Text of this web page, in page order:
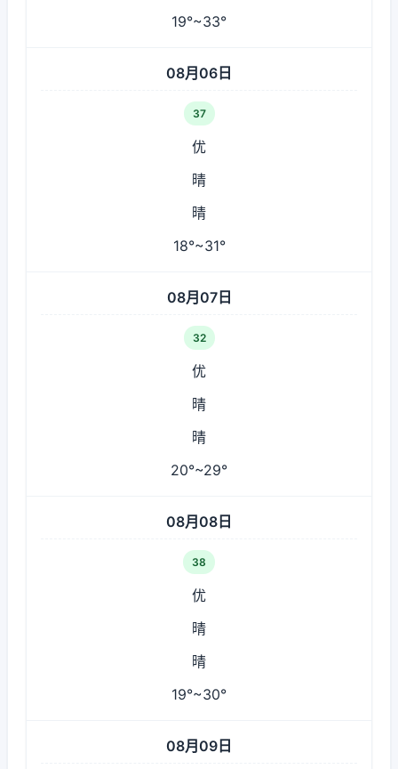
19°~33°
08月06日
37
优
晴
晴
18°~31°
08月07日
32
优
晴
晴
20°~29°
08月08日
38
优
晴
晴
19°~30°
08月09日